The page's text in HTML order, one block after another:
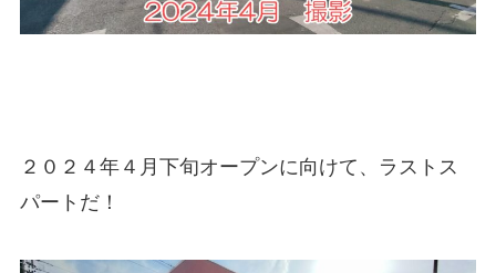
２０２４年４月下旬オープンに向けて、ラストス
パートだ！